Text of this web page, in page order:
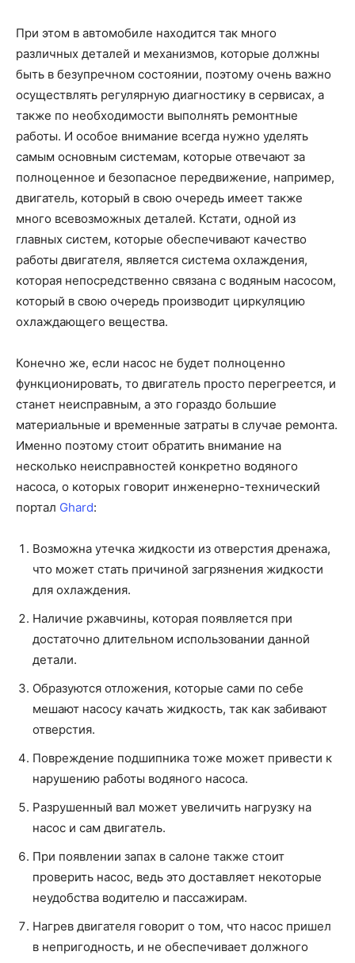
При этом в автомобиле находится так много
различных деталей и механизмов, которые должны
быть в безупречном состоянии, поэтому очень важно
осуществлять регулярную диагностику в сервисах, а
также по необходимости выполнять ремонтные
работы. И особое внимание всегда нужно уделять
самым основным системам, которые отвечают за
полноценное и безопасное передвижение, например,
двигатель, который в свою очередь имеет также
много всевозможных деталей. Кстати, одной из
главных систем, которые обеспечивают качество
работы двигателя, является система охлаждения,
которая непосредственно связана с водяным насосом,
который в свою очередь производит циркуляцию
охлаждающего вещества.
Конечно же, если насос не будет полноценно
функционировать, то двигатель просто перегреется, и
станет неисправным, а это гораздо большие
материальные и временные затраты в случае ремонта.
Именно поэтому стоит обратить внимание на
несколько неисправностей конкретно водяного
насоса, о которых говорит инженерно-технический
портал Ghard:
Возможна утечка жидкости из отверстия дренажа,
что может стать причиной загрязнения жидкости
для охлаждения.
Наличие ржавчины, которая появляется при
достаточно длительном использовании данной
детали.
Образуются отложения, которые сами по себе
мешают насосу качать жидкость, так как забивают
отверстия.
Повреждение подшипника тоже может привести к
нарушению работы водяного насоса.
Разрушенный вал может увеличить нагрузку на
насос и сам двигатель.
При появлении запах в салоне также стоит
проверить насос, ведь это доставляет некоторые
неудобства водителю и пассажирам.
Нагрев двигателя говорит о том, что насос пришел
в непригодность, и не обеспечивает должного